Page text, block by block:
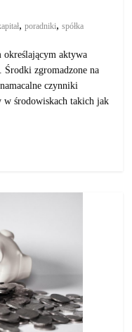
, poradniki, spółka
określającym aktywa
Środki zgromadzone na
czynniki
środowiskach takich jak